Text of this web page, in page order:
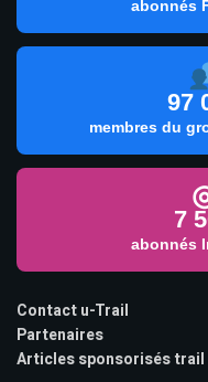
abonnés
97
membres du
7
abonnés
Contact u-Trail
Partenaires
Articles sponsorisés trail